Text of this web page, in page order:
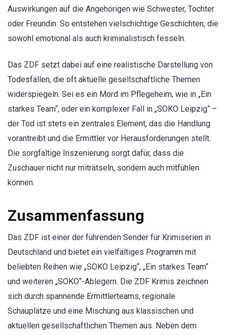
Auswirkungen auf die Angehörigen wie Schwester, Tochter
oder Freundin. So entstehen vielschichtige Geschichten, die
sowohl emotional als auch kriminalistisch fesseln.
Das ZDF setzt dabei auf eine realistische Darstellung von
Todesfällen, die oft aktuelle gesellschaftliche Themen
widerspiegeln. Sei es ein Mord im Pflegeheim, wie in „Ein
starkes Team“, oder ein komplexer Fall in „SOKO Leipzig“ –
der Tod ist stets ein zentrales Element, das die Handlung
vorantreibt und die Ermittler vor Herausforderungen stellt.
Die sorgfältige Inszenierung sorgt dafür, dass die
Zuschauer nicht nur miträtseln, sondern auch mitfühlen
können.
Zusammenfassung
Das ZDF ist einer der führenden Sender für Krimiserien in
Deutschland und bietet ein vielfältiges Programm mit
beliebten Reihen wie „SOKO Leipzig“, „Ein starkes Team“
und weiteren „SOKO“-Ablegern. Die ZDF Krimis zeichnen
sich durch spannende Ermittlerteams, regionale
Schauplätze und eine Mischung aus klassischen und
aktuellen gesellschaftlichen Themen aus. Neben dem